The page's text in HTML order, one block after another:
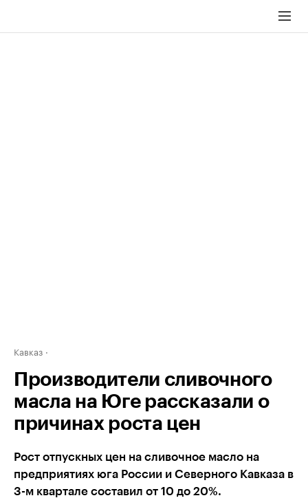
Кавказ
Производители сливочного
масла на Юге рассказали о
причинах роста цен
Рост отпускных цен на сливочное масло на
предприятиях юга России и Северного Кавказа в
3-м квартале составил от 10 до 20%.